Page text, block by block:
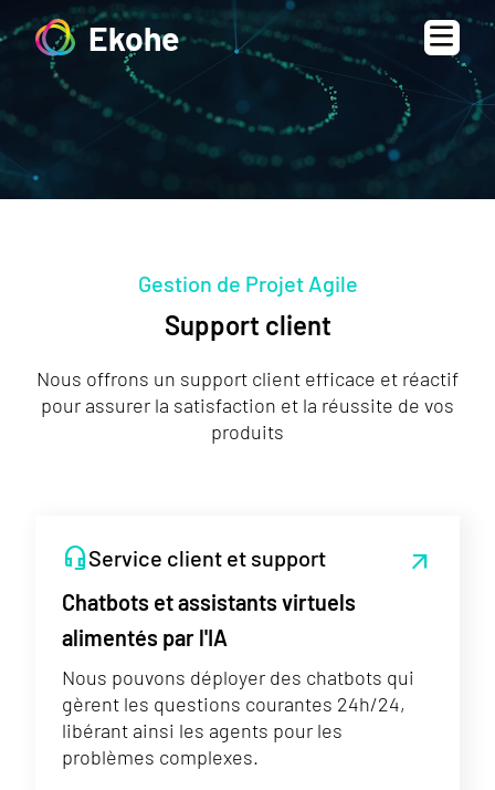
Ekohe
Gestion de Projet Agile
Support client
Nous offrons un support client efficace et réactif
pour assurer la satisfaction et la réussite de vos
produits
headset_micService client et support arrow_outward
Chatbots et assistants virtuels
alimentés par l'IA
Nous pouvons déployer des chatbots qui
gèrent les questions courantes 24h/24,
libérant ainsi les agents pour les
problèmes complexes.